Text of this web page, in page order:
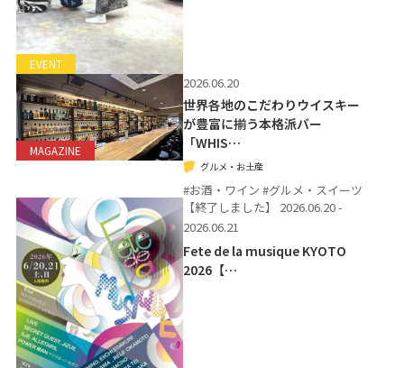
EVENT
MAGAZINE
2026.06.20
世界各地のこだわりウイスキー
が豊富に揃う本格派バー
「WHIS…
グルメ・お土産
#お酒・ワイン #グルメ・スイーツ
【終了しました】
2026.06.20 -
2026.06.21
Fete de la musique KYOTO
2026【…